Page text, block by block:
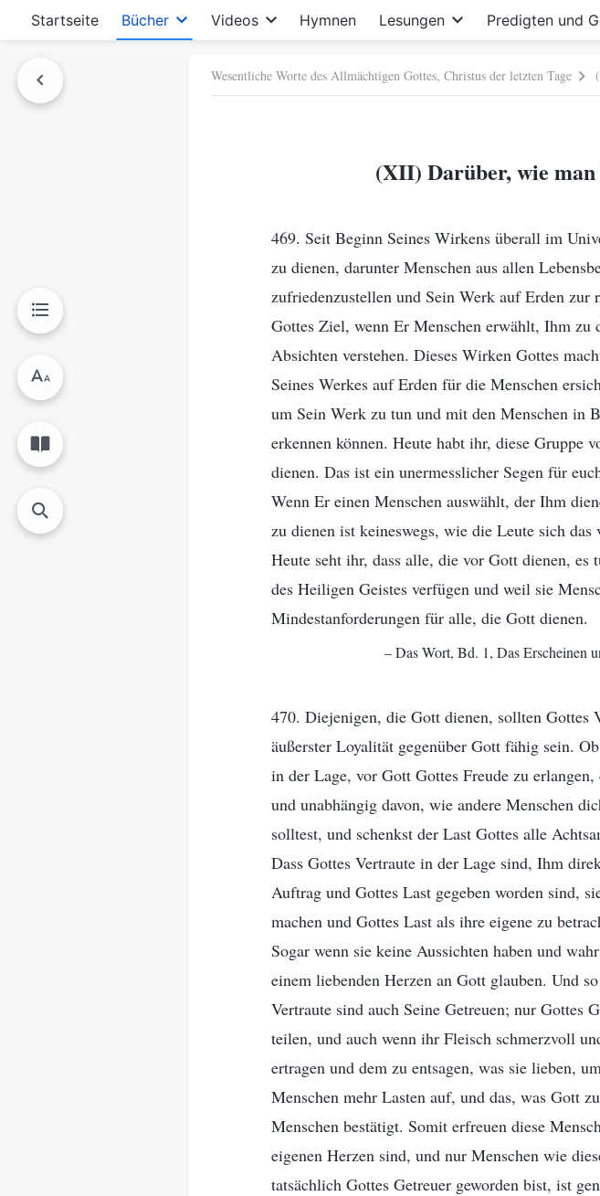
Startseite Bücher Videos Hymnen Lesungen Predigten und
Wesentliche Worte des Allmächtigen Gottes, Christus der letzten Tage
(XII) Darüber, wie
469. Seit Beginn Seines Wirkens überall im
zu dienen, darunter Menschen aus allen
zufriedenzustellen und Sein Werk auf Erden
Gottes Ziel, wenn Er Menschen erwählt, Ihm zu
Absichten verstehen. Dieses Wirken Gottes
Seines Werkes auf Erden für die Menschen
um Sein Werk zu tun und mit den Menschen in
erkennen können. Heute habt ihr, diese Gruppe
dienen. Das ist ein unermesslicher Segen für
Wenn Er einen Menschen auswählt, der Ihm
zu dienen ist keineswegs, wie die Leute sich
Heute seht ihr, dass alle, die vor Gott dienen,
des Heiligen Geistes verfügen und weil sie
Mindestanforderungen für alle, die Gott dienen.
– Das Wort, Bd. 1, Das Erscheinen
470. Diejenigen, die Gott dienen, sollten Gottes
äußerster Loyalität gegenüber Gott fähig sein.
in der Lage, vor Gott Gottes Freude zu
und unabhängig davon, wie andere Menschen
solltest, und schenkst der Last Gottes alle
Dass Gottes Vertraute in der Lage sind, Ihm
Auftrag und Gottes Last gegeben worden sind,
machen und Gottes Last als ihre eigene zu
Sogar wenn sie keine Aussichten haben und
einem liebenden Herzen an Gott glauben. Und
Vertraute sind auch Seine Getreuen; nur Gottes
teilen, und auch wenn ihr Fleisch schmerzvoll
ertragen und dem zu entsagen, was sie lieben,
Menschen mehr Lasten auf, und das, was Gott
Menschen bestätigt. Somit erfreuen diese
eigenen Herzen sind, und nur Menschen wie
tatsächlich Gottes Getreuer geworden bist, ist